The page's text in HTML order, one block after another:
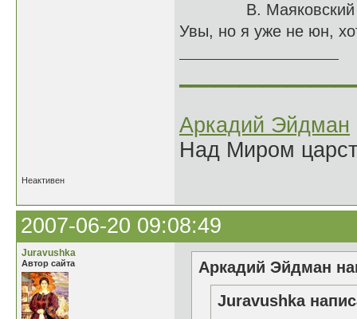
В. Маяковский
Увы, но я уже не юн,
Аркадий Эйдман
Над Миром
Неактивен
2007-06-20 09:08:49
Juravushka
Автор сайта
Аркадий Эйдман
Juravushka